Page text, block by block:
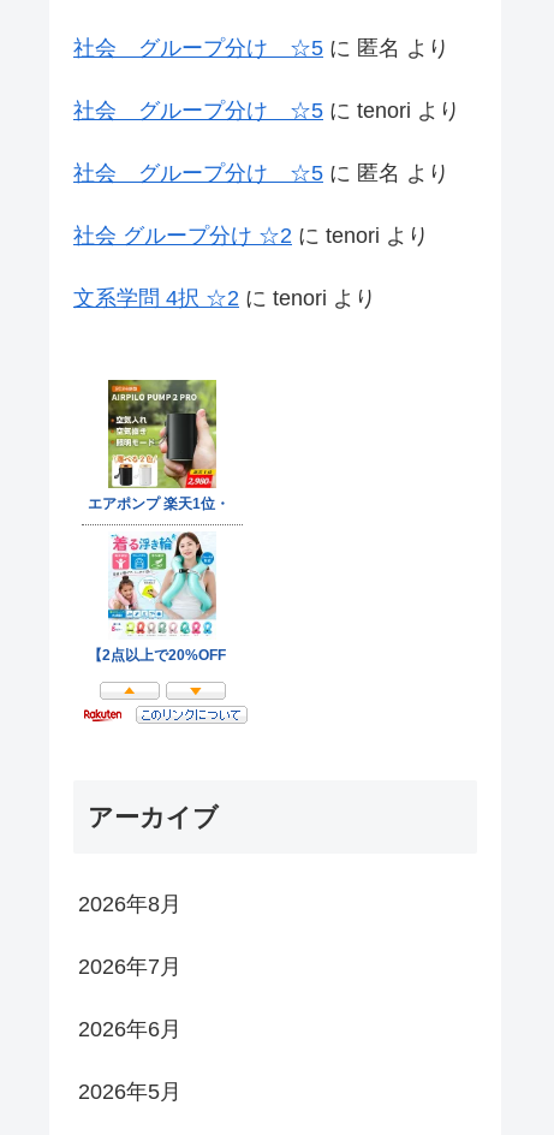
社会 グループ分け ☆5 に 匿名 より
社会 グループ分け ☆5 に tenori より
社会 グループ分け ☆5 に 匿名 より
社会 グループ分け ☆2 に tenori より
文系学問 4択 ☆2 に tenori より
アーカイブ
2026年8月
2026年7月
2026年6月
2026年5月